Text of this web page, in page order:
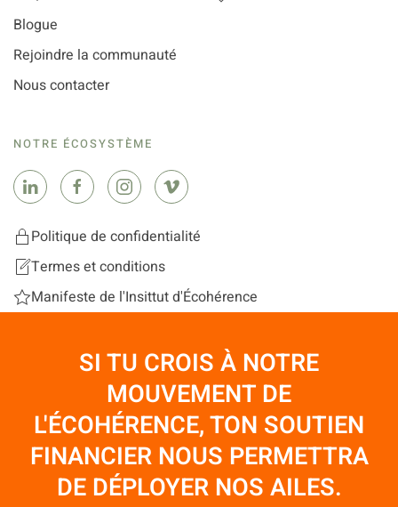
Blogue
Rejoindre la communauté
Nous contacter
NOTRE ÉCOSYSTÈME
Politique de confidentialité
Termes et conditions
Manifeste de l'Insittut d'Écohérence
SI TU CROIS À NOTRE
MOUVEMENT DE
L'ÉCOHÉRENCE, TON SOUTIEN
FINANCIER NOUS PERMETTRA
DE DÉPLOYER NOS AILES.